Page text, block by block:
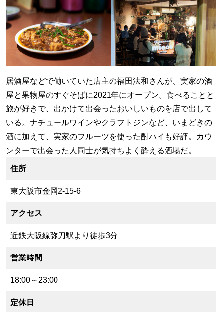
居酒屋などで働いていた店主の福田法和さんが、実家の酒
屋と果物屋のすぐそばに2021年にオープン。食べることと
旅が好きで、出かけて出会ったおいしいものを店で出して
いる。ナチュールワインやクラフトジンなど、いまどきの
酒に加えて、実家のフルーツを使った酎ハイも好評。カウ
ンターで出会った人同士が気持ちよく酔える酒場だ。
住所
東大阪市金岡2-15-6
アクセス
近鉄大阪線弥刀駅より徒歩3分
営業時間
18:00～23:00
定休日